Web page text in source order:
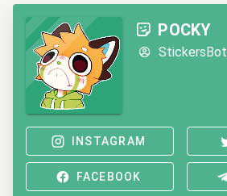
POCKY
StickersBot
INSTAGRAM
FACEBOOK